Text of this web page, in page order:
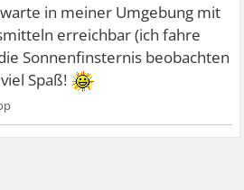
in meiner Umgebung mit
erreichbar (ich fahre
Sonnenfinsternis beobachten
Spaß!